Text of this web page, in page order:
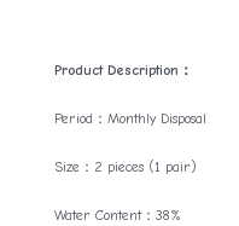
Product Description：
Period：Monthly Disposal
Size：2 pieces (1 pair)
Water Content：38%